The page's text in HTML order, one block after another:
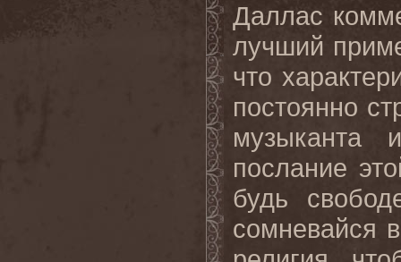
Даллас
лучший
что
постоянно
музыканта
послание
будь
сомневайся